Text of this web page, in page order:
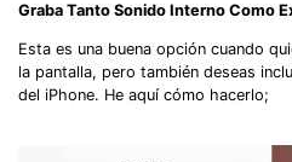
Graba Tanto Sonido Interno Como
Esta es una buena opción cuando
la pantalla, pero también deseas
del iPhone. He aquí cómo hacerlo;